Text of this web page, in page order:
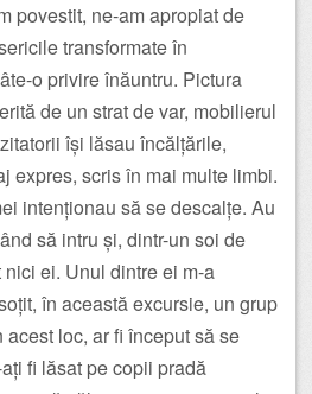
povestit, ne-am apropiat de
transformate în
o privire înăuntru. Pictura
de un strat de var, mobilierul
își lăsau încălțările,
expres, scris în mai multe limbi.
intenționau să se descalțe. Au
să intru și, dintr-un soi de
ei. Unul dintre ei m-a
în această excursie, un grup
loc, ar fi început să se
fi lăsat pe copii pradă